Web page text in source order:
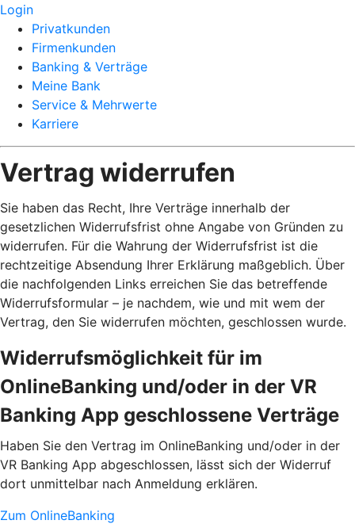
Login
Privatkunden
Firmenkunden
Banking & Verträge
Meine Bank
Service & Mehrwerte
Karriere
Vertrag widerrufen
Sie haben das Recht, Ihre Verträge innerhalb der
gesetzlichen Widerrufsfrist ohne Angabe von Gründen zu
widerrufen. Für die Wahrung der Widerrufsfrist ist die
rechtzeitige Absendung Ihrer Erklärung maßgeblich. Über
die nachfolgenden Links erreichen Sie das betreffende
Widerrufsformular – je nachdem, wie und mit wem der
Vertrag, den Sie widerrufen möchten, geschlossen wurde.
Widerrufsmöglichkeit für im
OnlineBanking und/oder in der VR
Banking App geschlossene Verträge
Haben Sie den Vertrag im OnlineBanking und/oder in der
VR Banking App abgeschlossen, lässt sich der Widerruf
dort unmittelbar nach Anmeldung erklären.
Zum OnlineBanking